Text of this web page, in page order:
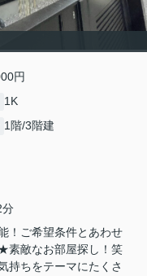
円
1K
1階/3階建
分
！ご希望条件とあわせ
素敵なお部屋探し！笑
持ちをテーマにたくさ